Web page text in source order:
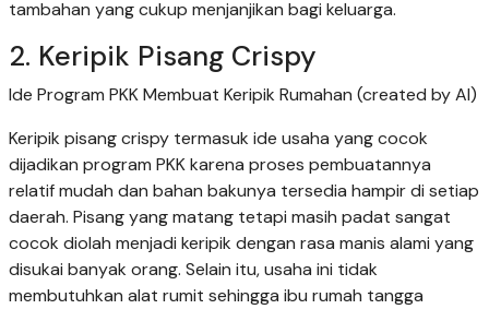
tambahan yang cukup menjanjikan bagi keluarga.
2. Keripik Pisang Crispy
Ide Program PKK Membuat Keripik Rumahan (created by AI)
Keripik pisang crispy termasuk ide usaha yang cocok
dijadikan program PKK karena proses pembuatannya
relatif mudah dan bahan bakunya tersedia hampir di setiap
daerah. Pisang yang matang tetapi masih padat sangat
cocok diolah menjadi keripik dengan rasa manis alami yang
disukai banyak orang. Selain itu, usaha ini tidak
membutuhkan alat rumit sehingga ibu rumah tangga